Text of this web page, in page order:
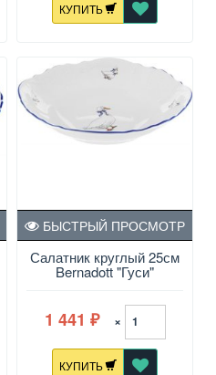
КУПИТЬ
Салатник круглый 25см
Bernadott "Гуси"
БЫСТРЫЙ ПРОСМОТР
1 441 ₽ ×
КУПИТЬ